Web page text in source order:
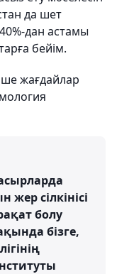
да шет
дан астамы
бейім.
жағдайлар
сілкінісі
болу
бізге,